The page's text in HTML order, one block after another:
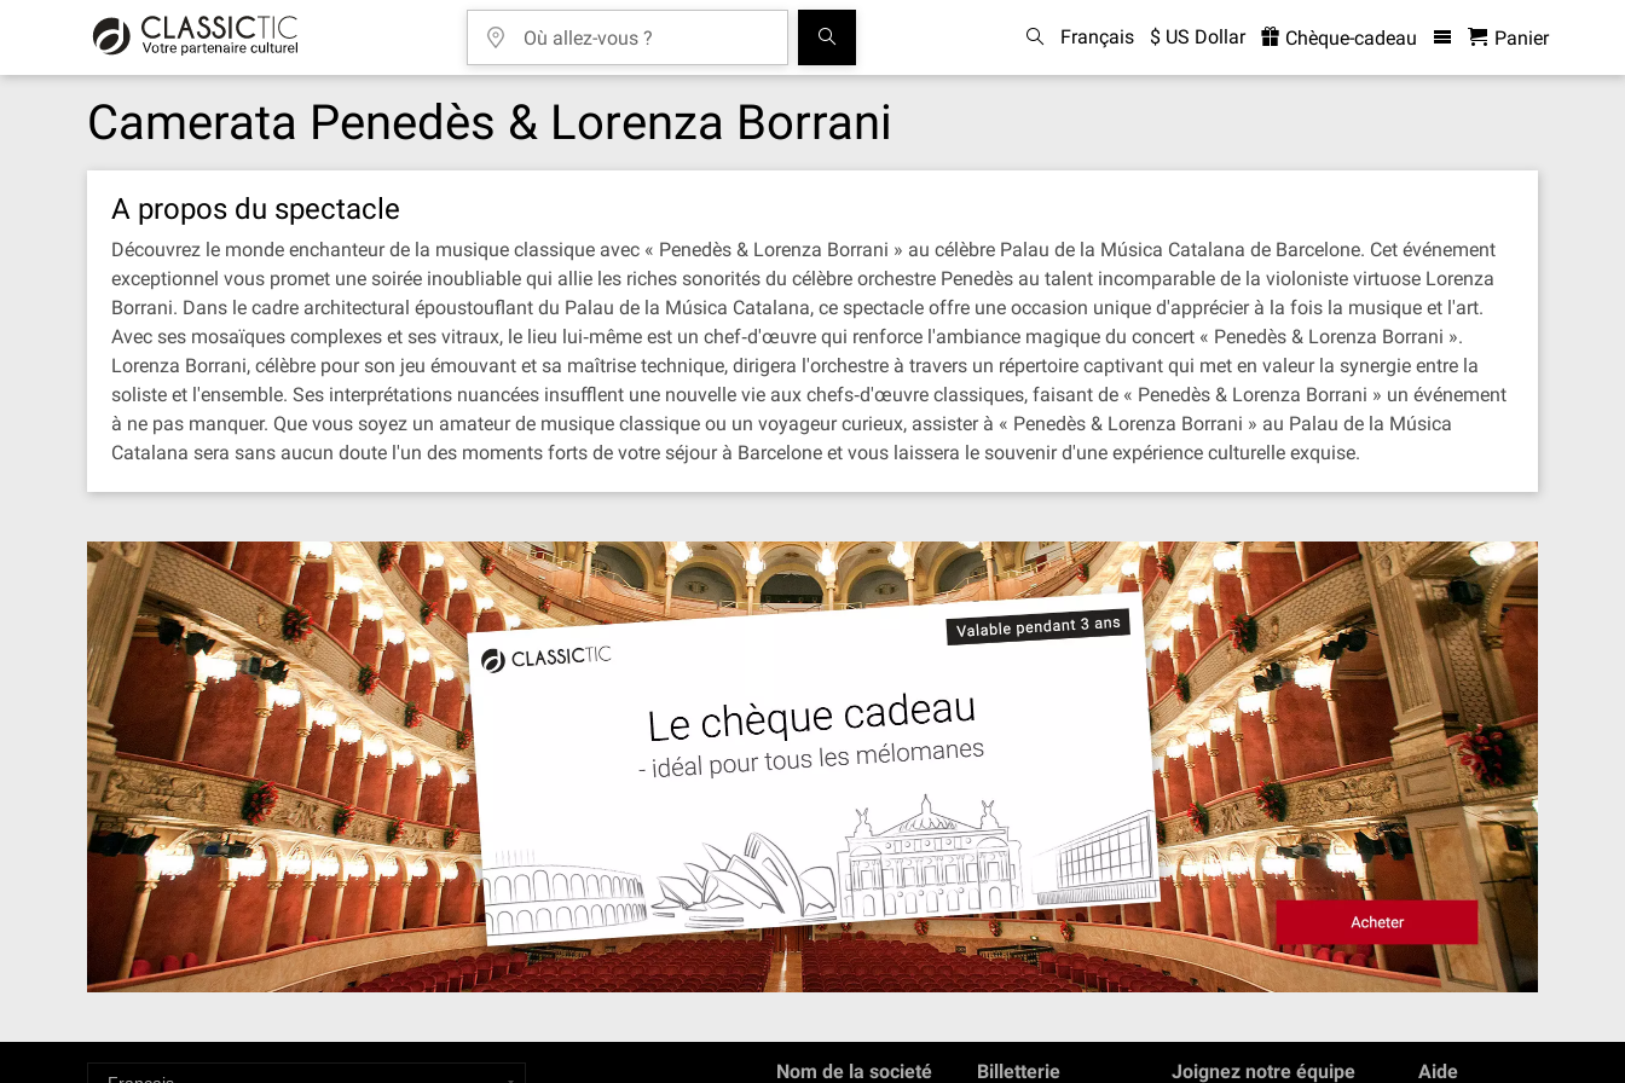
Français $ US Dollar Chèque-cadeau Panier
Camerata Penedès & Lorenza Borrani
A propos du spectacle
Découvrez le monde enchanteur de la musique classique avec « Penedès & Lorenza Borrani » au célèbre Palau de la Música Catalana de Barcelone. Cet événement
exceptionnel vous promet une soirée inoubliable qui allie les riches sonorités du célèbre orchestre Penedès au talent incomparable de la violoniste virtuose Lorenza
Borrani. Dans le cadre architectural époustouflant du Palau de la Música Catalana, ce spectacle offre une occasion unique d'apprécier à la fois la musique et l'art.
Avec ses mosaïques complexes et ses vitraux, le lieu lui‐même est un chef‐d'œuvre qui renforce l'ambiance magique du concert « Penedès & Lorenza Borrani ».
Lorenza Borrani, célèbre pour son jeu émouvant et sa maîtrise technique, dirigera l'orchestre à travers un répertoire captivant qui met en valeur la synergie entre la
soliste et l'ensemble. Ses interprétations nuancées insufflent une nouvelle vie aux chefs‐d'œuvre classiques, faisant de « Penedès & Lorenza Borrani » un événement
à ne pas manquer. Que vous soyez un amateur de musique classique ou un voyageur curieux, assister à « Penedès & Lorenza Borrani » au Palau de la Música
Catalana sera sans aucun doute l'un des moments forts de votre séjour à Barcelone et vous laissera le souvenir d'une expérience culturelle exquise.
Nom de la societé Billetterie Joignez notre équipe Aide